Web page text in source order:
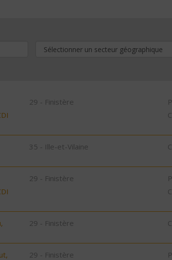
29 - Finistère
35 - Ille-et-Vilaine
29 - Finistère
29 - Finistère
29 - Finistère